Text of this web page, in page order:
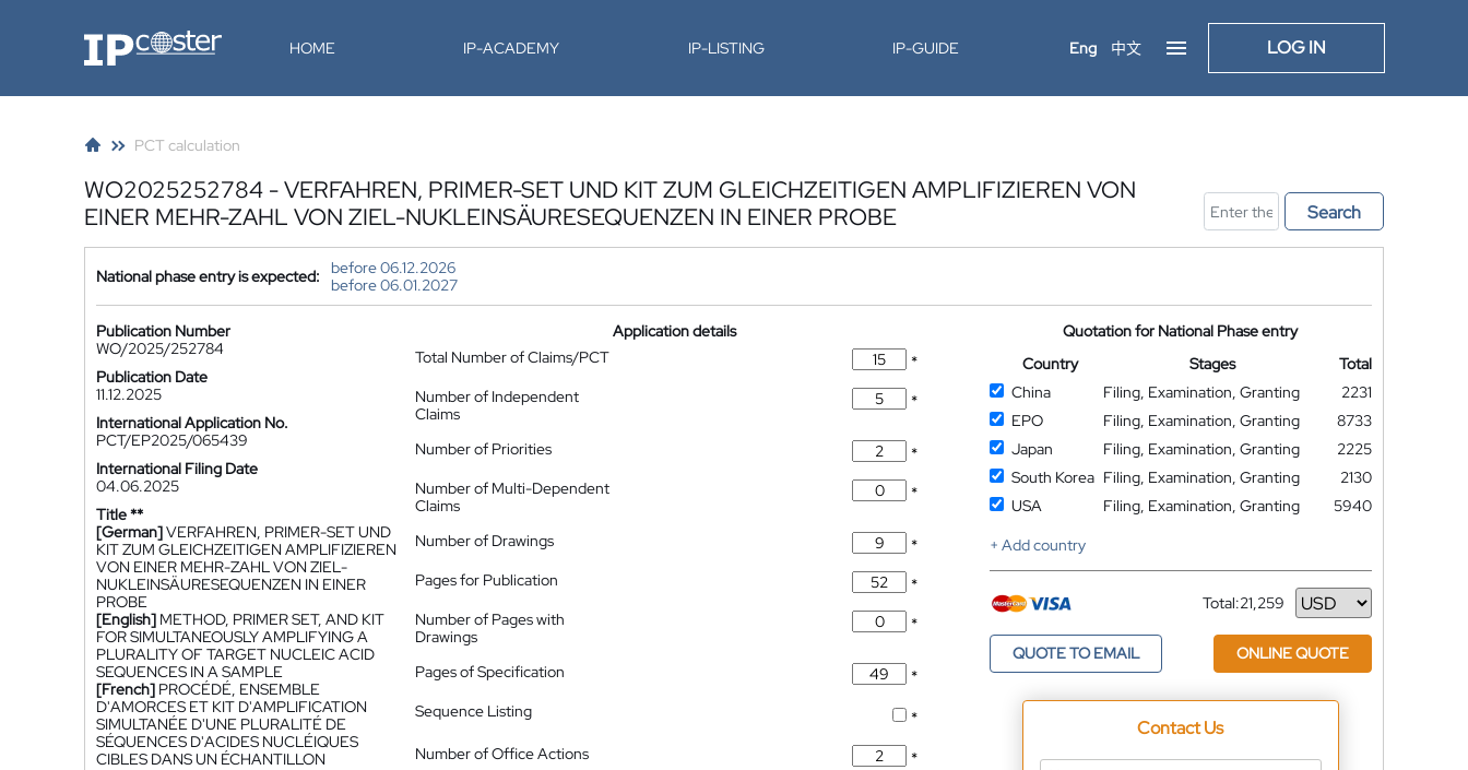
IP-Coster HOME IP-ACADEMY IP-LISTING IP-GUIDE Eng 中文 LOG IN
PCT calculation
WO2025252784 - VERFAHREN, PRIMER-SET UND KIT ZUM GLEICHZEITIGEN AMPLIFIZIEREN VON
EINER MEHR-ZAHL VON ZIEL-NUKLEINSÄURESEQUENZEN IN EINER PROBE
Search
National phase entry is expected:
before 06.12.2026
before 06.01.2027
Publication Number
WO/2025/252784
Publication Date
11.12.2025
International Application No.
PCT/EP2025/065439
International Filing Date
04.06.2025
Title **
[German]VERFAHREN, PRIMER-SET UND
KIT ZUM GLEICHZEITIGEN AMPLIFIZIEREN
VON EINER MEHR-ZAHL VON ZIEL-
NUKLEINSÄURESEQUENZEN IN EINER
PROBE
[English] METHOD, PRIMER SET, AND KIT
FOR SIMULTANEOUSLY AMPLIFYING A
PLURALITY OF TARGET NUCLEIC ACID
SEQUENCES IN A SAMPLE
[French] PROCÉDÉ, ENSEMBLE
D'AMORCES ET KIT D'AMPLIFICATION
SIMULTANÉE D'UNE PLURALITÉ DE
SÉQUENCES D'ACIDES NUCLÉIQUES
CIBLES DANS UN ÉCHANTILLON
Application details
Total Number of Claims/PCT
*
Number of Independent
Claims
*
Number of Priorities
*
Number of Multi-Dependent
Claims
*
Number of Drawings
*
Pages for Publication
*
Number of Pages with
Drawings
*
Pages of Specification
*
Sequence Listing
*
Number of Office Actions
*
Quotation for National Phase entry
Country
Stages
Total
China
Filing, Examination, Granting
2231
EPO
Filing, Examination, Granting
8733
Japan
Filing, Examination, Granting
2225
South Korea Filing, Examination, Granting
2130
USA
Filing, Examination, Granting
5940
+ Add country
Total:21,259
Currency
QUOTE TO EMAIL ONLINE QUOTE
Contact Us